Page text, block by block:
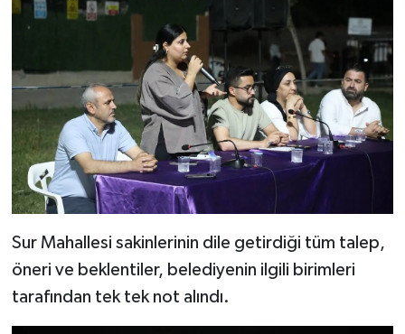
Sur Mahallesi sakinlerinin dile getirdiği tüm talep,
öneri ve beklentiler, belediyenin ilgili birimleri
tarafından tek tek not alındı.